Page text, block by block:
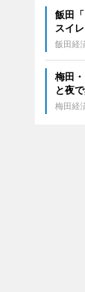
飯田
スイ
飯田経
梅田
と夜
梅田経